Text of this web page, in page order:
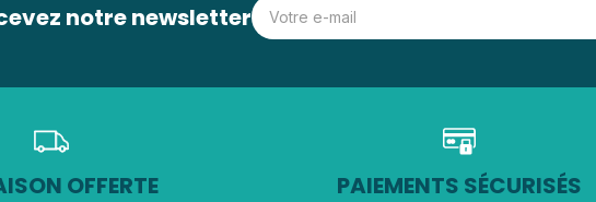
notre newsletter
OFFERTE PAIEMENTS SÉCURISÉS